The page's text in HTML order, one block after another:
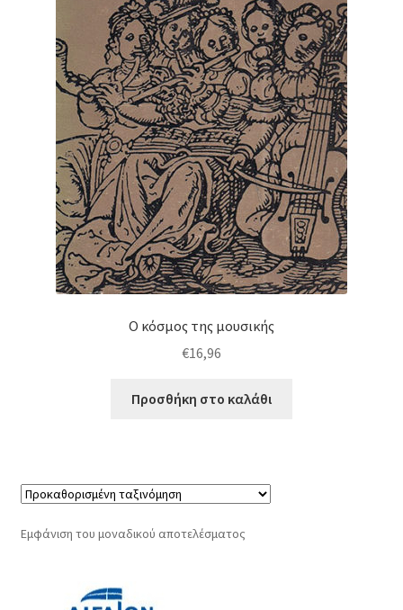
Ο κόσμος της μουσικής
€16,96
Προσθήκη στο καλάθι
Εμφάνιση του μοναδικού αποτελέσματος